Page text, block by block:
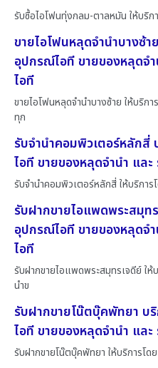
รับซื้อไอโฟนทุ่งกลม-ตาลหมัน ให้บริก
ขายไอโฟนหลุดจำนำบางซ้
อุปกรณ์ไอที ขายของหลุดจ
ไอที
ขายไอโฟนหลุดจำนำบางซ้าย ให้บริก
ทุก
รับจำนำคอมพิวเตอร์หลักสี่
ไอที ขายของหลุดจำนำ แล
รับจำนำคอมพิวเตอร์หลักสี่ ให้บริกา
รับฝากขายไอแพดพระสมุท
อุปกรณ์ไอที ขายของหลุดจ
ไอที
รับฝากขายไอแพดพระสมุทรเจดีย์ ให้
นำข
รับฝากขายโน๊ตบุ๊คพัทยา บ
ไอที ขายของหลุดจำนำ แล
รับฝากขายโน๊ตบุ๊คพัทยา ให้บริการโ